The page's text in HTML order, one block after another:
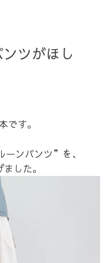
ツがほし
です。
ンパンツ”を、
した。